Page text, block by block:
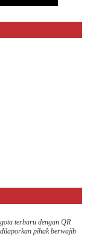
terbaru dengan QR
pihak berwajib